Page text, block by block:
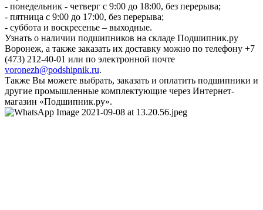
- понедельник - четверг с 9:00 до 18:00, без перерыва;
- пятница с 9:00 до 17:00, без перерыва;
- суббота и воскресенье – выходные.
Узнать о наличии подшипников на складе Подшипник.ру
Воронеж, а также заказать их доставку можно по телефону +7
(473) 212-40-01 или по электронной почте
voronezh@podshipnik.ru.
Также Вы можете выбрать, заказать и оплатить подшипники и
другие промышленные комплектующие через Интернет-
магазин «Подшипник.ру».